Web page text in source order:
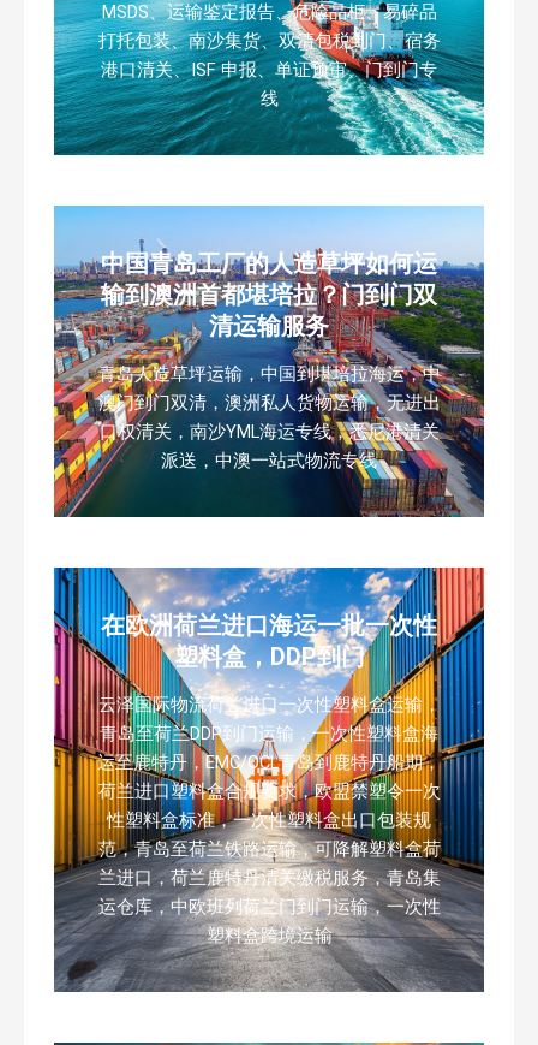
MSDS、运输鉴定报告、危险品柜、易碎品
打托包装、南沙集货、双清包税到门、宿务
港口清关、ISF 申报、单证预审、门到门专
线
中国青岛工厂的人造草坪如何运
输到澳洲首都堪培拉？门到门双
清运输服务
青岛人造草坪运输，中国到堪培拉海运，中
澳门到门双清，澳洲私人货物运输，无进出
口权清关，南沙YML海运专线，悉尼港清关
派送，中澳一站式物流专线
在欧洲荷兰进口海运一批一次性
塑料盒，DDP到门
云泽国际物流荷兰进口一次性塑料盒运输，
青岛至荷兰DDP到门运输，一次性塑料盒海
运至鹿特丹，EMC/OCL青岛到鹿特丹船期，
荷兰进口塑料盒合规要求，欧盟禁塑令一次
性塑料盒标准，一次性塑料盒出口包装规
范，青岛至荷兰铁路运输，可降解塑料盒荷
兰进口，荷兰鹿特丹清关缴税服务，青岛集
运仓库，中欧班列荷兰门到门运输，一次性
塑料盒跨境运输